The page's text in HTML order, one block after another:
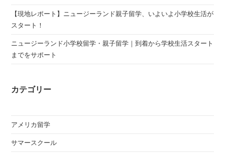
【現地レポート】ニュージーランド親子留学、いよいよ小学校生活が
スタート！
ニュージーランド小学校留学・親子留学｜到着から学校生活スタート
までをサポート
カテゴリー
アメリカ留学
サマースクール